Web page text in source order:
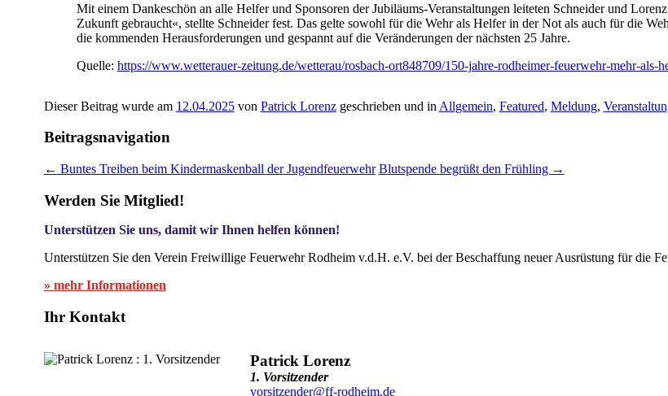
Mit einem Dankeschön an alle Helfer und Sponsoren der Jubiläums-Veranstaltungen leiteten Schneider und
Zukunft gebraucht«, stellte Schneider fest. Das gelte sowohl für die Wehr als Helfer in der Not als auch für die
die kommenden Herausforderungen und gespannt auf die Veränderungen der nächsten 25 Jahre.
Quelle: https://www.wetterauer-zeitung.de/wetterau/rosbach-ort848709/150-jahre-rodheimer-feuerwehr-mehr-als-
Dieser Beitrag wurde am 12.04.2025von Patrick Lorenzgeschrieben und in Allgemein, Featured, Meldung,
Beitragsnavigation
← Buntes Treiben beim Kindermaskenball der Jugendfeuerwehr Blutspende begrüßt den Frühling →
Werden Sie Mitglied!
Unterstützen Sie uns, damit wir Ihnen helfen können!
Unterstützen Sie den Verein Freiwillige Feuerwehr Rodheim v.d.H. e.V. bei der Beschaffung neuer Ausrüstung für die
» mehr Informationen
Ihr Kontakt
Patrick Lorenz
1. Vorsitzender
vorsitzender@ff-rodheim.de